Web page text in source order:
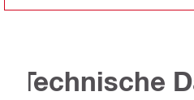
Technische